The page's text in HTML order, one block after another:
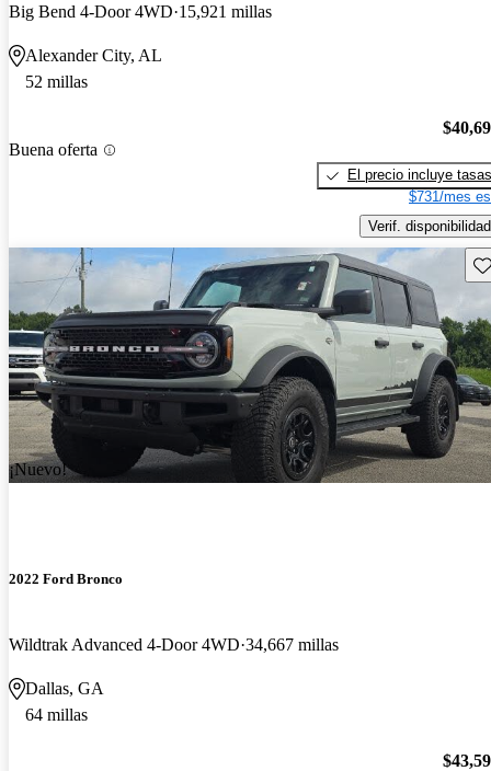
Big Bend 4-Door 4WD 15,921 millas
Alexander City, AL
52 millas
Buena oferta
El precio incluye tasas
$731/mes
Verif. disponibilidad
¡Nuevo!
2022 Ford Bronco
Wildtrak Advanced 4-Door 4WD 34,667 millas
Dallas, GA
64 millas